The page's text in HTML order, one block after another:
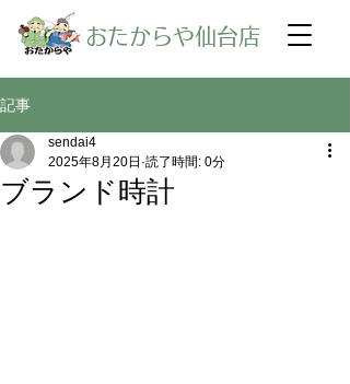
​おたからや仙台店
記事
ブランド時計
sendai4
2025年8月20日 読了時間: 0分